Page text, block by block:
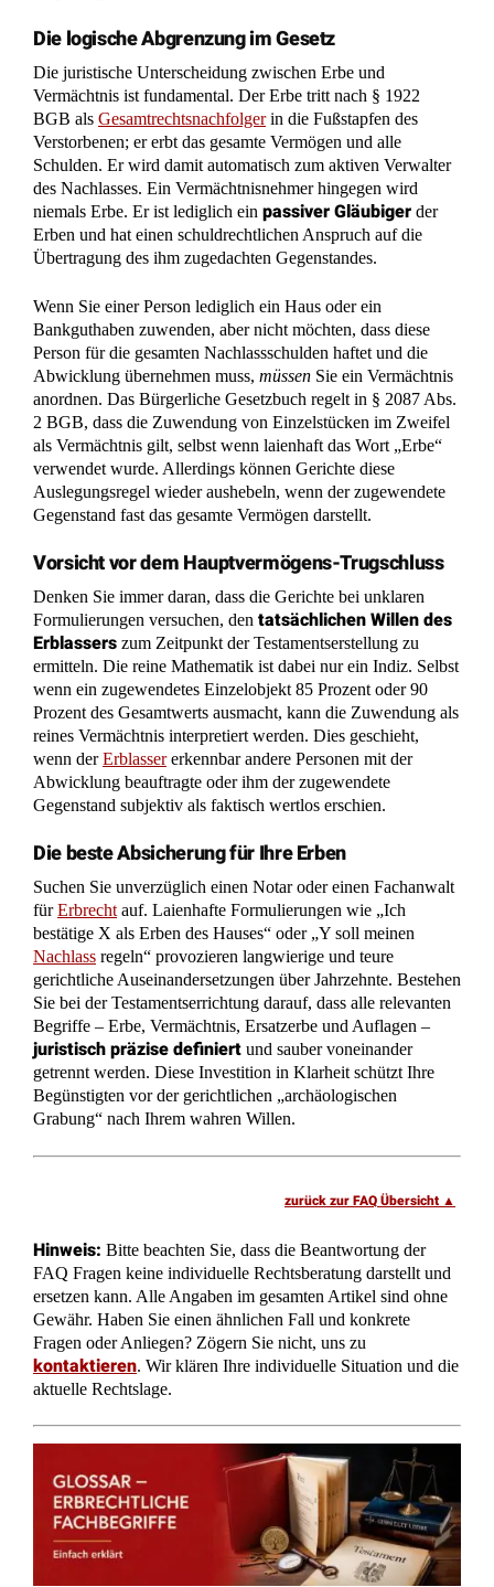
Vermächtnis ist fundamental. Der Erbe tritt nach § 1922
BGB als
Gesamtrechtsnachfolger
Verstorbenen; er erbt das gesamte Vermögen und alle
Schulden. Er wird damit automatisch zum aktiven Verwalter
des Nachlasses. Ein Vermächtnisnehmer hingegen wird
niemals Erbe. Er ist lediglich einpassiver Gläubiger
Erben und hat einen schuldrechtlichen Anspruch auf die
Übertragung des ihm zugedachten Gegenstandes.
Wenn Sie einer Person lediglich ein Haus oder ein
Bankguthaben zuwenden, aber nicht möchten, dass diese
Abwicklung übernehmen muss, müssenSie ein Vermächtnis
anordnen. Das Bürgerliche Gesetzbuch regelt in § 2087 Abs.
2 BGB, dass die Zuwendung von Einzelstücken im Zweifel
als Vermächtnis gilt, selbst wenn laienhaft das Wort „Erbe“
verwendet wurde. Allerdings können Gerichte diese
Auslegungsregel wieder aushebeln, wenn der zugewendete
Gegenstand fast das gesamte Vermögen darstellt.
Vorsicht vor dem Hauptvermögens-Trugschluss
Formulierungen versuchen, dentatsächlichen Willen des
zum Zeitpunkt der Testamentserstellung zu
ermitteln. Die reine Mathematik ist dabei nur ein Indiz. Selbst
wenn ein zugewendetes Einzelobjekt 85 Prozent oder 90
Prozent des Gesamtwerts ausmacht, kann die Zuwendung als
reines Vermächtnis interpretiert werden. Dies geschieht,
wenn derErblassererkennbar andere Personen mit der
Abwicklung beauftragte oder ihm der zugewendete
Gegenstand subjektiv als faktisch wertlos erschien.
Die beste Absicherung für Ihre Erben
fürErbrecht auf. Laienhafte Formulierungen wie „Ich
Nachlassregeln“ provozieren langwierige und teure
gerichtliche Auseinandersetzungen über Jahrzehnte. Bestehen
Sie bei der Testamentserrichtung darauf, dass alle relevanten
Begriffe – Erbe, Vermächtnis, Ersatzerbe und Auflagen –
juristisch präzise definiertund sauber voneinander
getrennt werden. Diese Investition in Klarheit schützt Ihre
Begünstigten vor der gerichtlichen „archäologischen
Grabung“ nach Ihrem wahren Willen.
FAQ Fragen keine individuelle Rechtsberatung darstellt und
Gewähr. Haben Sie einen ähnlichen Fall und konkrete
Fragen oder Anliegen? Zögern Sie nicht, uns zu
kontaktieren. Wir klären Ihre individuelle Situation und die
aktuelle Rechtslage.
Glossar – Fachbegriffe kurz erklärt